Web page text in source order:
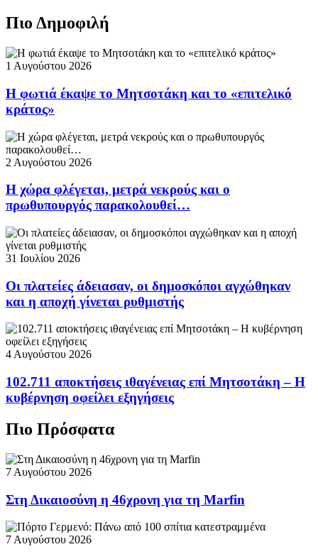
Πιο Δημοφιλή
1 Αυγούστου 2026
Η φωτιά έκαψε το Μητσοτάκη και το «επιτελικό
κράτος»
2 Αυγούστου 2026
Η χώρα φλέγεται, μετρά νεκρούς και ο
πρωθυπουργός παρακολουθεί…
31 Ιουλίου 2026
Οι πλατείες άδειασαν, οι δημοσκόποι αγχώθηκαν
και η αποχή γίνεται ρυθμιστής
4 Αυγούστου 2026
102.711 αποκτήσεις ιθαγένειας επί Μητσοτάκη – Η
κυβέρνηση οφείλει εξηγήσεις
Πιο Πρόσφατα
7 Αυγούστου 2026
Στη Δικαιοσύνη η 46χρονη για τη Marfin
7 Αυγούστου 2026